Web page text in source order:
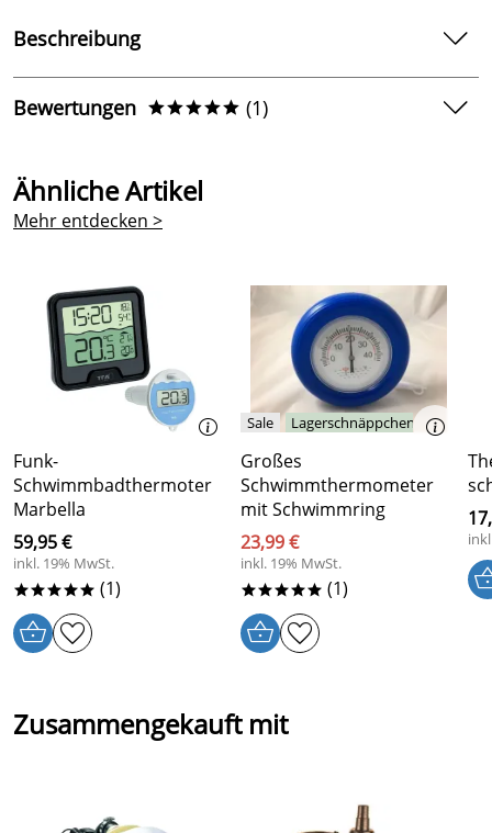
Beschreibung
Schwimmbad-Thermometer kleiner Wal
Farbe weiß mit Tieraufsatz kleiner Wal
Temperaturanzeige 0 bis + 50 °C
mit Leine
Bewertungen ***** (1)
5
4
*****
Verifizierte Bewertung
Kaufdatum: 28.06.2023
Bewertungsdatum: 10.07.2023
Ähnliche Artikel
Mehr entdecken >
Funk-
Schwimmbadthermoter
Marbella
59,95 €
inkl. 19% MwSt.
***** (1)
Lagerschnäppchen
Großes
Schwimmthermometer
mit Schwimmring
23,99 €
inkl. 19% MwSt.
***** (1)
Zusammengekauft mit